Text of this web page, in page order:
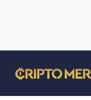
contenuto